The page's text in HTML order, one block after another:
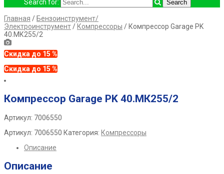
Search for:
Главная / Бензоинструмент/
Электроинструмент/ Компрессоры / Компрессор Garage PK
40.МК255/2
Скидка до 15 %
Скидка до 15 %
Компрессор Garage PK 40.МК255/2
Артикул: 7006550
Артикул: 7006550 Категория: Компрессоры
Описание
Описание